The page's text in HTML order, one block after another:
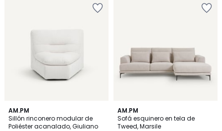
AM.PM
Sillón rinconero modular de
Poliéster acanalado, Giuliano
AM.PM
Sofá esquinero en tela de
Tweed, Marsile
3
Colores